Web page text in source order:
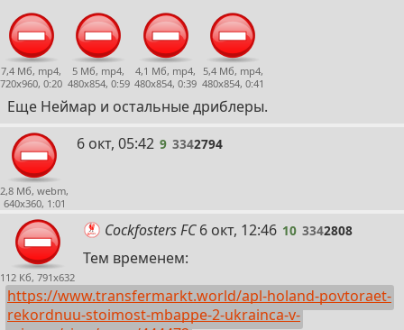
7,4 Мб, mp4,
720x960, 0:20
5 Мб, mp4,
480x854, 0:59
4,1 Мб, mp4,
480x854, 0:39
5,4 Мб, mp4,
480x854, 0:41
Еще Неймар и остальные дриблеры.
2,8 Мб, webm,
640x360, 1:01
9
6 окт, 05:42 9 3342794
112 Кб, 791x632
Cockfosters FC 10
6 окт, 12:46 10 3342808
Тем временем:
https://www.transfermarkt.world/apl-holand-povtoraet-
rekordnuu-stoimost-mbappe-2-ukrainca-v-